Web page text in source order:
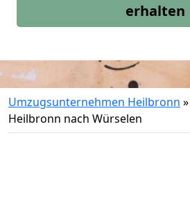
erhalten
Umzugsunternehmen Heilbronn »
Heilbronn nach Würselen